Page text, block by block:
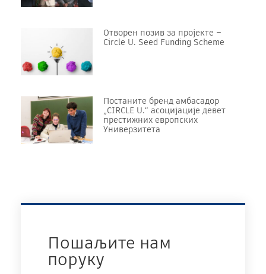
Отворен позив за пројекте –
Circle U. Seed Funding Scheme
Постаните бренд амбасадор
„CIRCLE U.“ асоцијације девет
престижних европских
Универзитета
Пошаљите нам
поруку